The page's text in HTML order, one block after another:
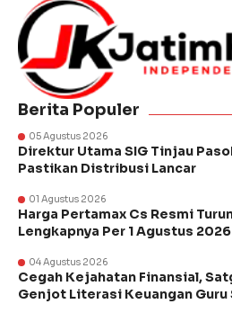
Berita Populer
05 Agustus 2026
Direktur Utama SIG Tinjau
Pastikan Distribusi Lancar
01 Agustus 2026
Harga Pertamax Cs Resmi
Lengkapnya Per 1 Agustus 2026
04 Agustus 2026
Cegah Kejahatan Finansial,
Genjot Literasi Keuangan Guru